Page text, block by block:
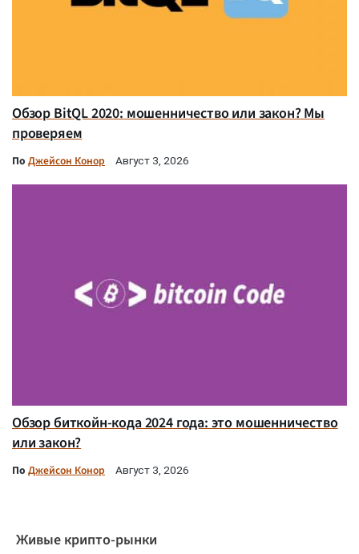
Обзор BitQL 2020: мошенничество или закон? Мы
проверяем
По Джейсон Конор Август 3, 2026
Обзор биткойн-кода 2024 года: это мошенничество
или закон?
По Джейсон Конор Август 3, 2026
Живые крипто-рынки